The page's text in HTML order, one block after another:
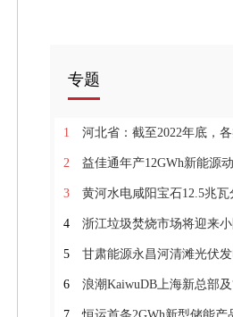
专题
1 河北省：截至2022年底，各类生物质发电装机
2 益佳通年产12GWh新能源动力锂电池
3 黄河水电咸阳宝石12.5兆瓦分布式光
4 浙江垃圾焚烧市场将迎来
5 甘肃能源永昌河清滩光伏发电
6 浪潮KaiwuDB上海新总部及“浪潮数据库产